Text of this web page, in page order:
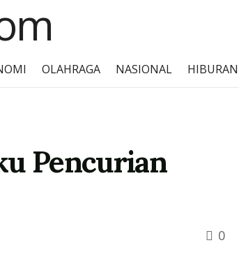
OLAHRAGA NASIONAL HIBURAN
Pencurian
0